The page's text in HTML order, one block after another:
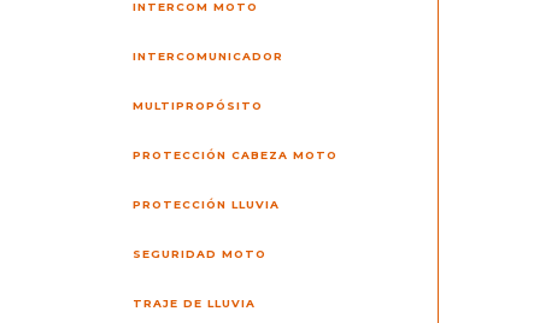
INTERCOM MOTO
INTERCOMUNICADOR
MULTIPROPÓSITO
PROTECCIÓN CABEZA MOTO
PROTECCIÓN LLUVIA
SEGURIDAD MOTO
TRAJE DE LLUVIA